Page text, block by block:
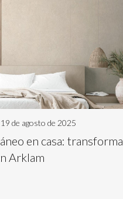
de agosto de 2025
en casa: transforma
Arklam